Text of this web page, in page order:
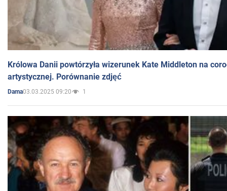
Królowa Danii powtórzyła wizerunek Kate Middleton na
artystycznej. Porównanie zdjęć
Dama03.03.2025 09:20 1